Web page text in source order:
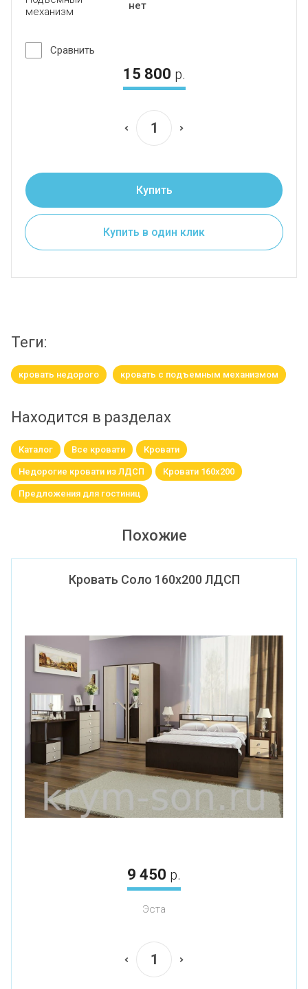
15 800 р.
Купить
Купить в один клик
механизм
нет
Сравнить
теги:
кровать недорого кровать с подъемным механизмом
Находится в разделах
Каталог Все кровати Кровати
Недорогие кровати из ЛДСП Кровати 160х200
Предложения для гостиниц
Похожие
Кровать Соло 160х200 ЛДСП
9 450 р.
Эста